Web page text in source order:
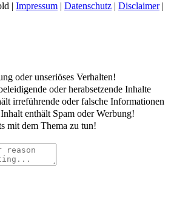
| Impressum Datenschutz Disclaimer|
oder unseriöses Verhalten!
oder herabsetzende Inhalte
irreführende oder falsche Informationen
Inhalt enthält Spam oder Werbung!
mit dem Thema zu tun!